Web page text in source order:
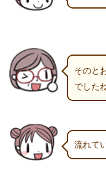
そのと
でした
流れて